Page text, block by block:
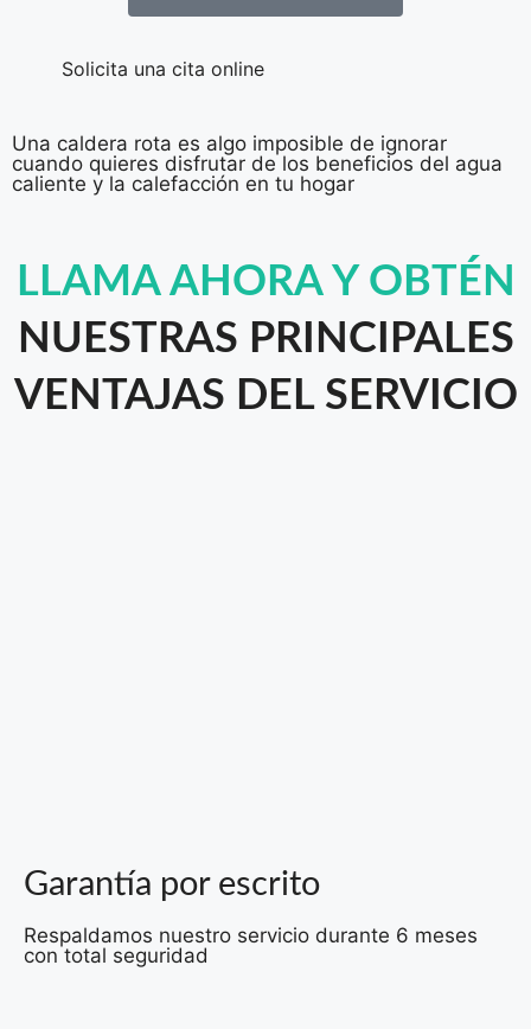
Solicita una cita online
Una caldera rota es algo imposible de ignorar
cuando quieres disfrutar de los beneficios del agua
caliente y la calefacción en tu hogar
LLAMA AHORA Y OBTÉN
NUESTRAS PRINCIPALES
VENTAJAS DEL SERVICIO
Garantía por escrito
Respaldamos nuestro servicio durante 6 meses
con total seguridad